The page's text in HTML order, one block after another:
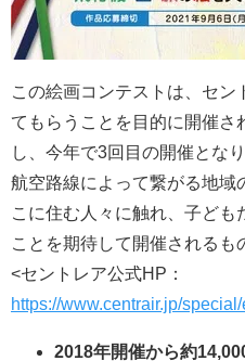
この絵画コンテストは、セン
てもらうことを目的に開催さ
し、今年で3回目の開催とな
航空路線によって繋がる地域
こに住む人々に触れ、子ども
ことを期待して開催されるも
<セントレア公式HP：
https://www.centrair.jp/
2018年開催から約